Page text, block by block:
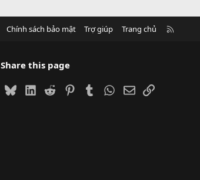
Chính sách bảo mật Trợ giúp Trang chủ
Share this page
BlueskyLinkedIn
Reddit PinterestTumblrWhatsApp
EmailLink